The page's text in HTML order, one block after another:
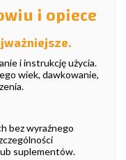
i opiece
i instrukcję użycia.
wiek, dawkowanie,
bez wyraźnego
suplementów.